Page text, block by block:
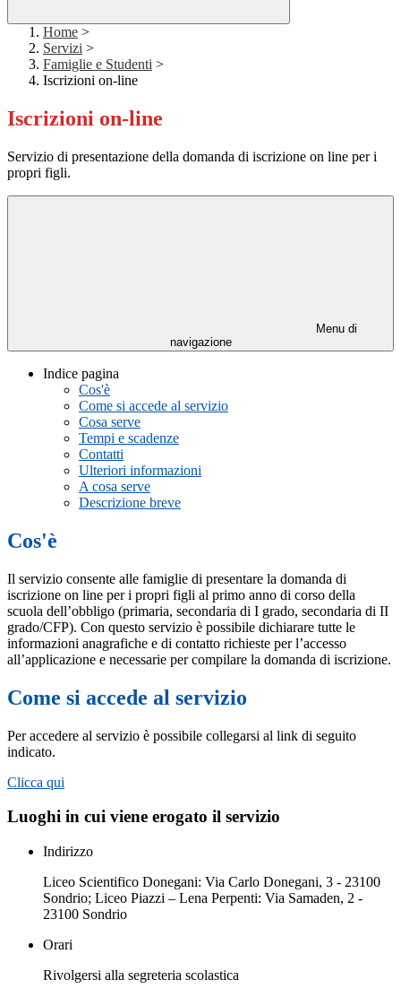
Home >
Servizi >
Famiglie e Studenti >
Iscrizioni on-line
Iscrizioni on-line
Servizio di presentazione della domanda di iscrizione on line per i
propri figli.
Menu di
navigazione
Indice pagina
Cos'è
Come si accede al servizio
Cosa serve
Tempi e scadenze
Contatti
Ulteriori informazioni
A cosa serve
Descrizione breve
Cos'è
Il servizio consente alle famiglie di presentare la domanda di
iscrizione on line per i propri figli al primo anno di corso della
scuola dell’obbligo (primaria, secondaria di I grado, secondaria di II
grado/CFP). Con questo servizio è possibile dichiarare tutte le
informazioni anagrafiche e di contatto richieste per l’accesso
all’applicazione e necessarie per compilare la domanda di iscrizione.
Come si accede al servizio
Per accedere al servizio è possibile collegarsi al link di seguito
indicato.
Clicca qui
Luoghi in cui viene erogato il servizio
Indirizzo
Liceo Scientifico Donegani: Via Carlo Donegani, 3 - 23100
Sondrio; Liceo Piazzi – Lena Perpenti: Via Samaden, 2 -
23100 Sondrio
Orari
Rivolgersi alla segreteria scolastica